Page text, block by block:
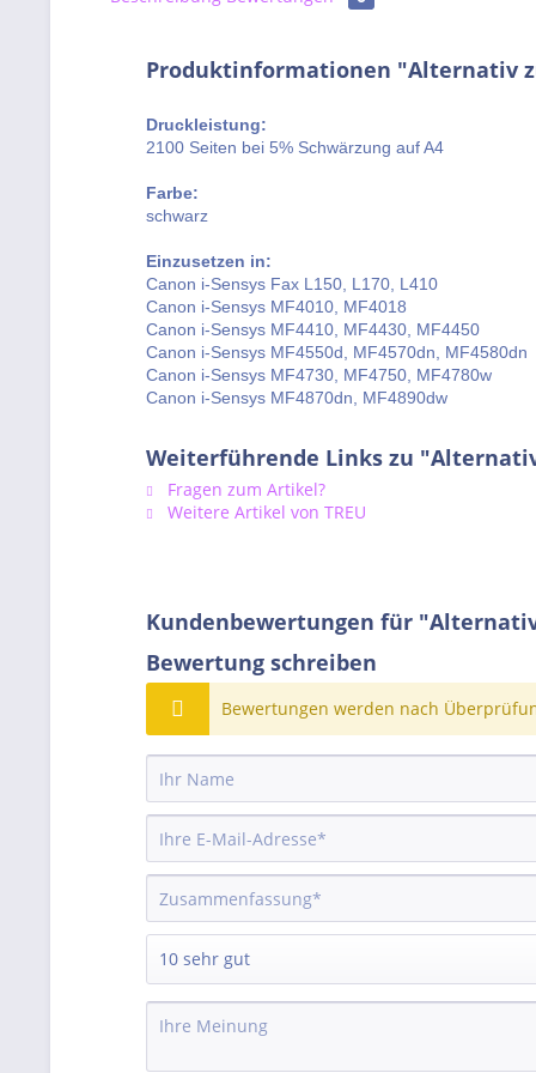
Produktinformationen "Alternativ
Druckleistung:
2100 Seiten bei 5% Schwärzung auf A4
Farbe:
schwarz
Einzusetzen in:
Canon i-Sensys Fax L150, L170, L410
Canon i-Sensys MF4010, MF4018
Canon i-Sensys MF4410, MF4430, MF4450
Canon i-Sensys MF4550d, MF4570dn, MF4580dn
Canon i-Sensys MF4730, MF4750, MF4780w
Canon i-Sensys MF4870dn, MF4890dw
Weiterführende Links zu "Alternativ
Fragen zum Artikel?
Weitere Artikel von TREU
Kundenbewertungen für "Alternativ
Bewertung schreiben
Bewertungen werden nach